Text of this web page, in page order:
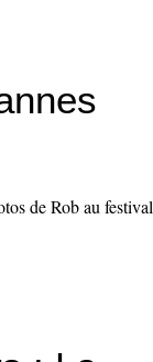
de Rob au festival